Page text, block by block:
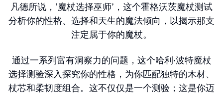
选择一种魔法生物来引导你！
凤凰
凡德所说，‘魔杖选择巫师’，这个霍格沃茨魔杖测试
分析你的性格、选择和天生的魔法倾向，以揭示那支
注定属于你的魔杖。
通过一系列富有洞察力的问题，这个哈利·波特魔杖
选择测验深入探究你的性格，为你匹配独特的木材、
杖芯和柔韧度组合。这不仅仅是一个测验；这是你迈